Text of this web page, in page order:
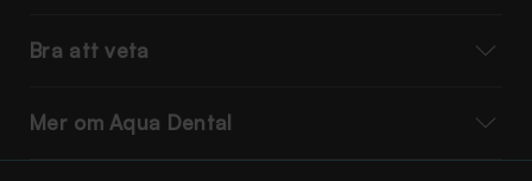
Bra att veta
Mer om Aqua Dental